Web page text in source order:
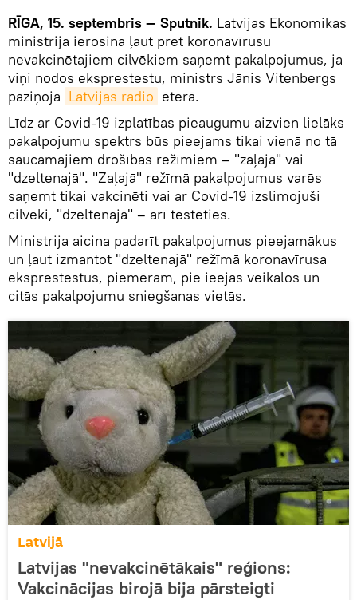
RĪGA, 15. septembris — Sputnik. Latvijas Ekonomikas
ministrija ierosina ļaut pret koronavīrusu
nevakcinētajiem cilvēkiem saņemt pakalpojumus, ja
viņi nodos eksprestestu, ministrs Jānis Vitenbergs
paziņoja Latvijas radio ēterā.
Līdz ar Covid-19 izplatības pieaugumu aizvien lielāks
pakalpojumu spektrs būs pieejams tikai vienā no tā
saucamajiem drošības režīmiem – "zaļajā" vai
"dzeltenajā". "Zaļajā" režīmā pakalpojumus varēs
saņemt tikai vakcinēti vai ar Covid-19 izslimojuši
cilvēki, "dzeltenajā" – arī testēties.
Ministrija aicina padarīt pakalpojumus pieejamākus
un ļaut izmantot "dzeltenajā" režīmā koronavīrusa
eksprestestus, piemēram, pie ieejas veikalos un
citās pakalpojumu sniegšanas vietās.
Latvijā
Latvijas "nevakcinētākais" reģions:
Vakcinācijas birojā bija pārsteigti